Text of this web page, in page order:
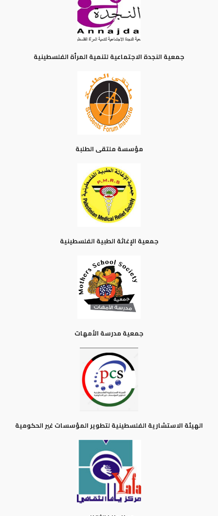
جمعية النجدة الاجتماعية لتنمية المرأة الفلسطينية
مؤسسة ملتقى الطلبة
جمعية الإغاثة الطبية الفلسطينية
جمعية مدرسة الأمهات
الهيئة الاستشارية الفلسطينية لتطوير المؤسسات غير الحكومية